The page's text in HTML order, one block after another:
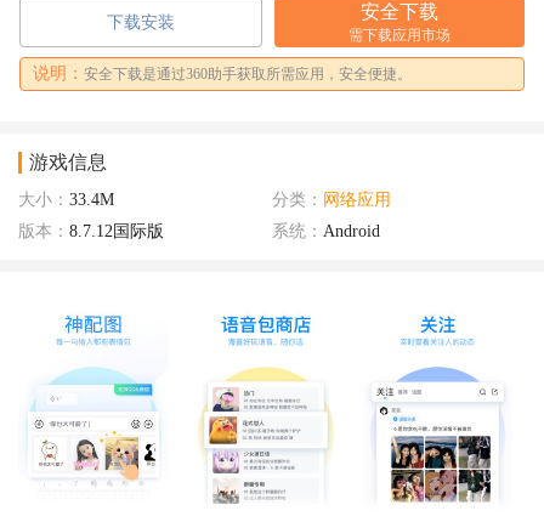
下载安装
安全下载
需下载应用市场
说明： 安全下载是通过360助手获取所需应用，安全便捷。
游戏信息
大小： 33.4M 分类： 网络应用
版本： 8.7.12国际版 系统： Android